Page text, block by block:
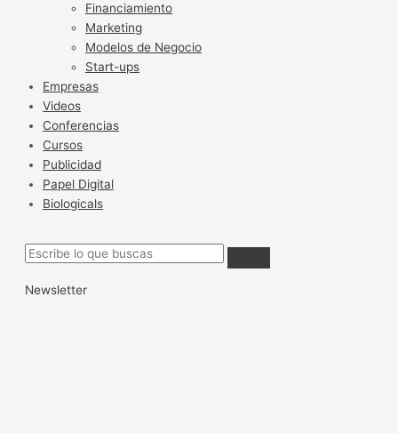
Financiamiento
Marketing
Modelos de Negocio
Start-ups
Empresas
Videos
Conferencias
Cursos
Publicidad
Papel Digital
Biologicals
Newsletter